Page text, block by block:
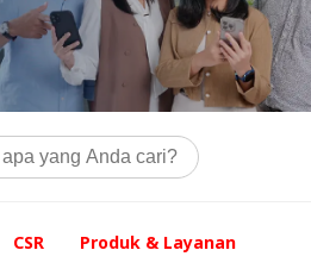
CSR Produk & Layanan